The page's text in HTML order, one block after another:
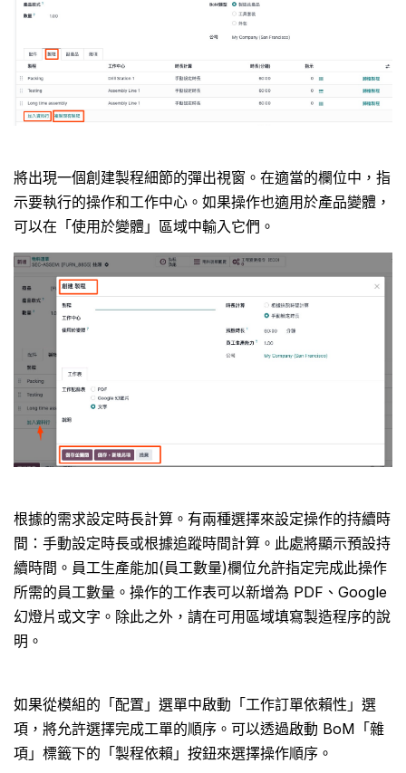
將出現一個創建製程細節的彈出視窗。在適當的欄位中，指
示要執行的操作和工作中心。如果操作也適用於產品變體，
可以在「使用於變體」區域中輸入它們。
根據的需求設定時長計算。有兩種選擇來設定操作的持續時
間：手動設定時長或根據追蹤時間計算。此處將顯示預設持
續時間。員工生產能加(員工數量)欄位允許指定完成此操作
所需的員工數量。操作的工作表可以新增為 PDF、Google
幻燈片或文字。除此之外，請在可用區域填寫製造程序的說
明。
如果從模組的「配置」選單中啟動「工作訂單依賴性」選
項，將允許選擇完成工單的順序。可以透過啟動 BoM「雜
項」標籤下的「製程依賴」按鈕來選擇操作順序。